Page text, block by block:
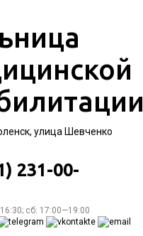
улица Шевченко
231-00-
сб: 17:00—19:00